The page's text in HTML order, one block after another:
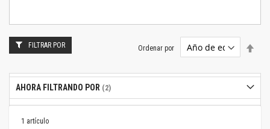
1 artículo
Ordenar por
FILTRAR POR
AHORA FILTRANDO POR